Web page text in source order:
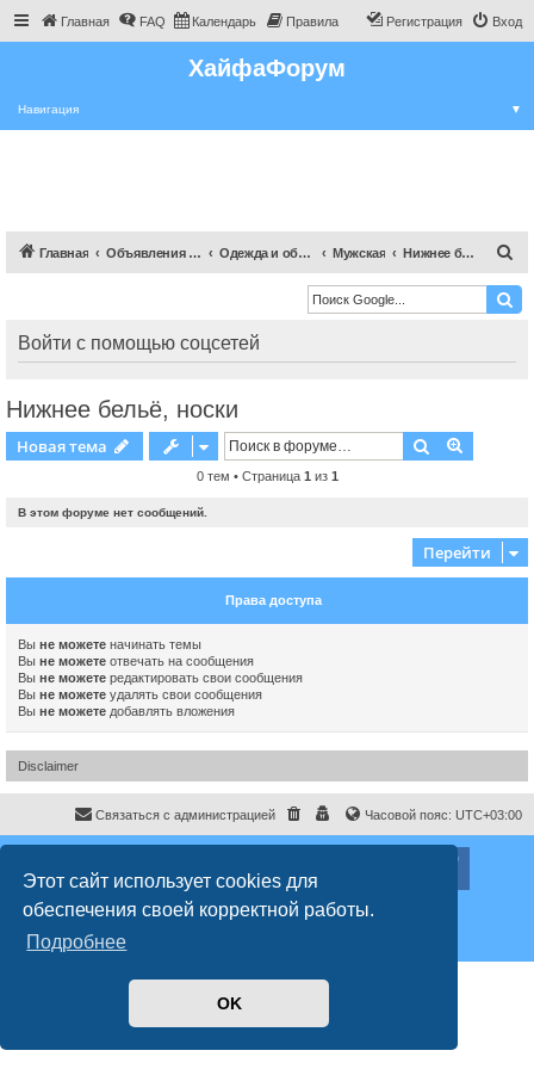
Этот сайт использует cookies для
обеспечения своей корректной работы.
Подробнее
OK
Главная FAQ Календарь Правила Вход
Регистрация
ХайфаФорум
Навигация ▼
Главная Объявления Хайфы и крайот Одежда и обувь Мужская Нижнее бельё, носки
и
к
Войти с помощью соцсетей
Нижнее бельё, носки
Новая тема Поиск
0 тем • Страница 1 из 1
В этом форуме нет сообщений.
Перейти
Права доступа
Вы не можете начинать темы
Вы не можете отвечать на сообщения
Вы не можете редактировать свои сообщения
Вы не можете удалять свои сообщения
Вы не можете добавлять вложения
Disclaimer
Часовой пояс: UTC+03:00
Связаться с администрацией
Создано на основеphpBB® Forum Software © phpBB Limited
Русская поддержка phpBB
Конфиденциальность